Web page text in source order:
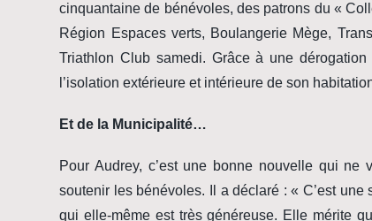
cinquantaine de bénévoles, des patrons du «
Région Espaces verts, Boulangerie Mège,
Triathlon Club samedi. Grâce à une
l’isolation extérieure et intérieure de son
Et de la Municipalité…
Pour Audrey, c’est une bonne nouvelle qui ne
soutenir les bénévoles. Il a déclaré : « C’est
qui elle-même est très généreuse. Elle mérite